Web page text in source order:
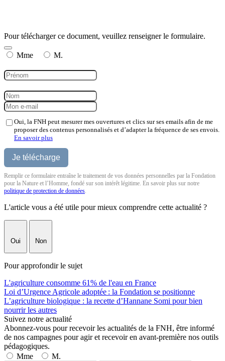
Pour télécharger ce document, veuillez renseigner le formulaire.
Mme M.
Oui, la FNH peut mesurer mes ouvertures et clics sur ses emails afin de me
proposer des contenus personnalisés et d’adapter la fréquence de ses envois.
En savoir plus
Remplir ce formulaire entraîne le traitement de vos données personnelles par la Fondation
pour la Nature et l’Homme, fondé sur son intérêt légitime. En savoir plus sur notre
politique de protection de données.
L'article vous a été utile pour mieux comprendre cette actualité ?
Oui Non
Pour approfondir le sujet
L'agriculture consomme 61% de l'eau en France
Loi d’Urgence Agricole adoptée : la Fondation se positionne
L’agriculture biologique : la recette d’Hannane Somi pour bien
nourrir les autres
Suivez notre actualité
Abonnez-vous pour recevoir les actualités de la FNH, être informé
de nos campagnes pour agir et recevoir en avant-première nos outils
pédagogiques.
Mme
M.